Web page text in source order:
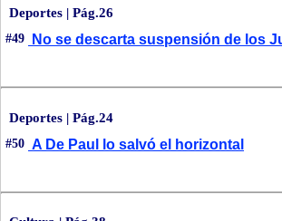
Deportes | Pág.26
#49 No se descarta suspensión de los
Deportes | Pág.24
#50 A De Paul lo salvó el horizontal